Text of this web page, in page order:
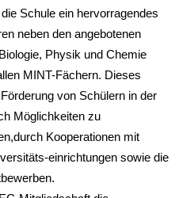
Schule ein hervorragendes
neben den angebotenen
Physik und Chemie
MINT-Fächern. Dieses
von Schülern in der
Möglichkeiten zu
Kooperationen mit
einrichtungen sowie die